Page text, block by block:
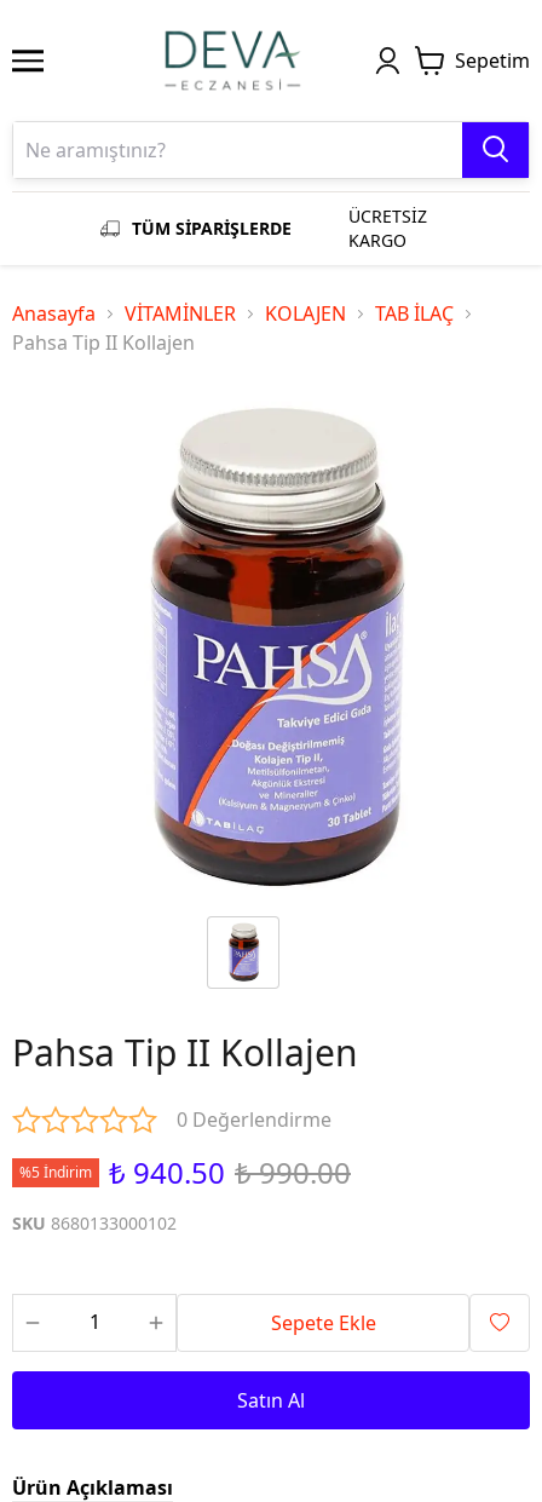
Sepetim
TÜM SİPARİŞLERDE
ÜCRETSİZ
KARGO
Anasayfa VİTAMİNLER KOLAJEN
TAB İLAÇ
Pahsa Tip II Kollajen
Pahsa Tip II Kollajen
0 Değerlendirme
%5 İndirim ₺ 940.50 ₺ 990.00
SKU 8680133000102
Sepete Ekle
Satın Al
Ürün Açıklaması